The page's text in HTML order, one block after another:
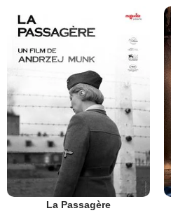
La Passagère